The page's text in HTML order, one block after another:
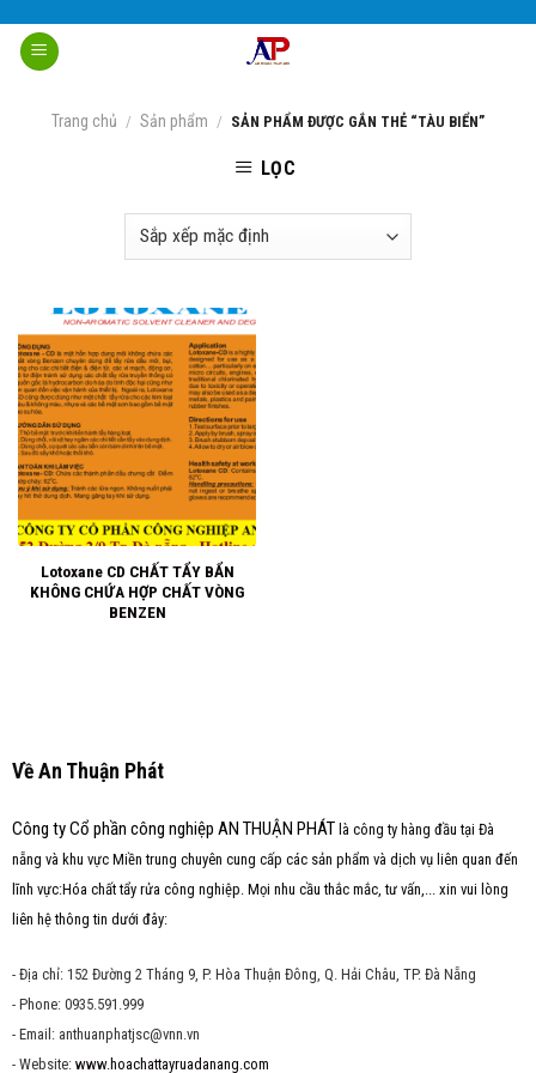
content
Trang chủ / Sản phẩm / SẢN PHẨM ĐƯỢC GẮN THẺ “TÀU BIỂN”
LỌC
Lotoxane CD CHẤT TẨY BẨN
KHÔNG CHỨA HỢP CHẤT VÒNG
BENZEN
Về An Thuận Phát
Công ty Cổ phần công nghiệp AN THUẬN PHÁT là công ty hàng đầu tại Đà
nẵng và khu vực Miền trung chuyên cung cấp các sản phẩm và dịch vụ liên quan đến
lĩnh vực:Hóa chất tẩy rửa công nghiệp. Mọi nhu cầu thắc mắc, tư vấn,... xin vui lòng
liên hệ thông tin dưới đây:
- Địa chỉ: 152 Đường 2 Tháng 9, P. Hòa Thuận Đông, Q. Hải Châu, TP. Đà Nẵng
- Phone: 0935.591.999
- Email: anthuanphatjsc@vnn.vn
- Website: www.hoachattayruadanang.com